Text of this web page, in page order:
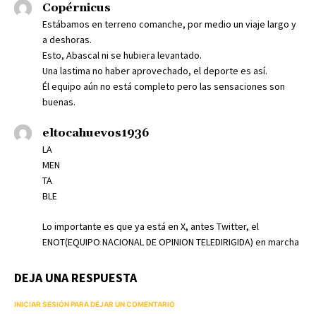
Copérnicus
Estábamos en terreno comanche, por medio un viaje largo y
a deshoras.
Esto, Abascal ni se hubiera levantado.
Una lastima no haber aprovechado, el deporte es así.
Él equipo aún no está completo pero las sensaciones son
buenas.
eltocahuevos1936
LA
MEN
TA
BLE
Lo importante es que ya está en X, antes Twitter, el
ENOT(EQUIPO NACIONAL DE OPINION TELEDIRIGIDA) en marcha
DEJA UNA RESPUESTA
INICIAR SESIÓN PARA DEJAR UN COMENTARIO